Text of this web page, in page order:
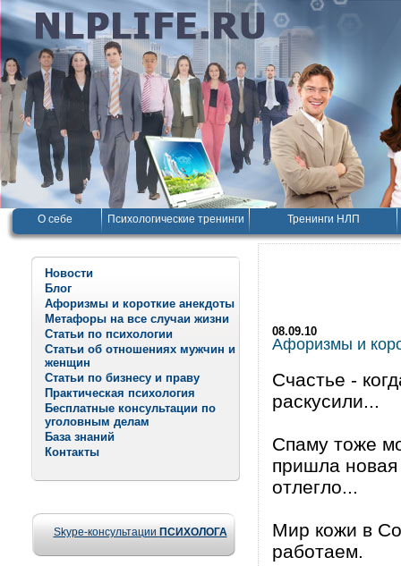
О себе Психологические тренинги Тренинги НЛП
Новости
Блог
Афоризмы и короткие анекдоты
Метафоры на все случаи жизни
Статьи по психологии
Статьи об отношениях мужчин и
женщин
Статьи по бизнесу и праву
Практическая психология
Бесплатные консультации по
уголовным делам
База знаний
Контакты
Skype-консультации ПСИХОЛОГА
08.09.10
Афоризмы и
Счастье -
раскусили...
Спаму тоже
пришла новая
отлегло...
Мир кожи в
работаем.